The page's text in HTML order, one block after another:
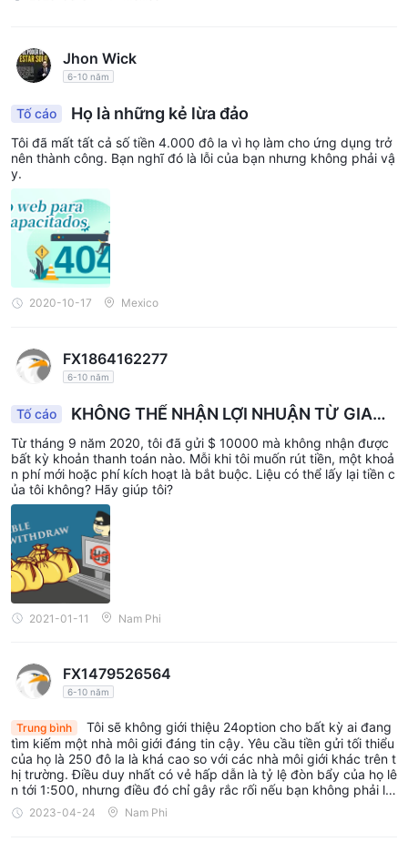
Jhon Wick
6-10 năm
Tố cáo Họ là những kẻ lừa đảo
Tôi đã mất tất cả số tiền 4.000 đô la vì họ làm cho ứng dụng trở
nên thành công. Bạn nghĩ đó là lỗi của bạn nhưng không phải vậ
y.
2020-10-17 Mexico
FX1864162277
6-10 năm
Tố cáo
KHÔNG THỂ NHẬN LỢI NHUẬN TỪ GIAO
DỊCH
Từ tháng 9 năm 2020, tôi đã gửi $ 10000 mà không nhận được
bất kỳ khoản thanh toán nào. Mỗi khi tôi muốn rút tiền, một khoả
n phí mới hoặc phí kích hoạt là bắt buộc. Liệu có thể lấy lại tiền c
ủa tôi không? Hãy giúp tôi?
2021-01-11 Nam Phi
FX1479526564
6-10 năm
Trung bình
Tôi sẽ không giới thiệu 24option cho bất kỳ ai đang
tìm kiếm một nhà môi giới đáng tin cậy. Yêu cầu tiền gửi tối thiểu
của họ là 250 đô la là khá cao so với các nhà môi giới khác trên t
hị trường. Điều duy nhất có vẻ hấp dẫn là tỷ lệ đòn bẩy của họ lê
n tới 1:500, nhưng điều đó chỉ gây rắc rối nếu bạn không phải là
một nhà giao dịch có kinh nghiệm. Nhưng điều thực sự khiến tôi
hiểu lầm là phí rút tiền của họ, quá cao!! Tôi nghĩ rằng có nhiều l
2023-04-24 Nam Phi